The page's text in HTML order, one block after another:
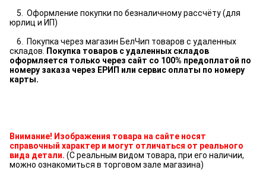
5. Оформление покупки по безналичному рассчёту (для
юрлиц и ИП)
6. Покупка через магазин БелЧип товаров с удаленных
складов. Покупка товаров с удаленных складов
оформляется только через сайт со 100% предоплатой по
номеру заказа через ЕРИП или сервис оплаты по номеру
карты.
Внимание! Изображения товара на сайте носят
справочный характер и могут отличаться от реального
вида детали. (С реальным видом товара, при его наличии,
можно ознакомиться в торговом зале магазина)